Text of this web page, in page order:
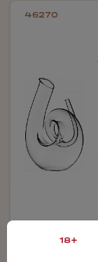
46270
18+